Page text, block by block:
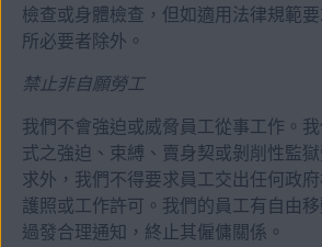
檢查或身體檢查，但如適用法律規範
所必要者除外。
禁止非自願勞工
我們不會強迫或威脅員工從事工作。
式之強迫、束縛、賣身契或剝削性監
求外，我們不得要求員工交出任何政
護照或工作許可。我們的員工有自由
過發合理通知，終止其僱傭關係。